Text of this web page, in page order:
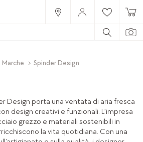
Marche Spinder Design
Design porta una ventata di aria fresca
design creativi e funzionali. L’impresa
grezzo e materiali sostenibili in
la vita quotidiana. Con una